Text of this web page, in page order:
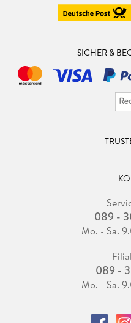
SICHER &
089 -
Mo. - Sa.
089 -
Mo. - Sa.